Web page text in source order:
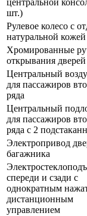
центральной
шт.)
Рулевое колесо с
натуральной кожей
Хромированные
открывания дверей
Центральный
для пассажиров
ряда
Центральный
для пассажиров
ряда с 2
Электропривод
багажника
спереди и сзади с
однократным
дистанционным
управлением